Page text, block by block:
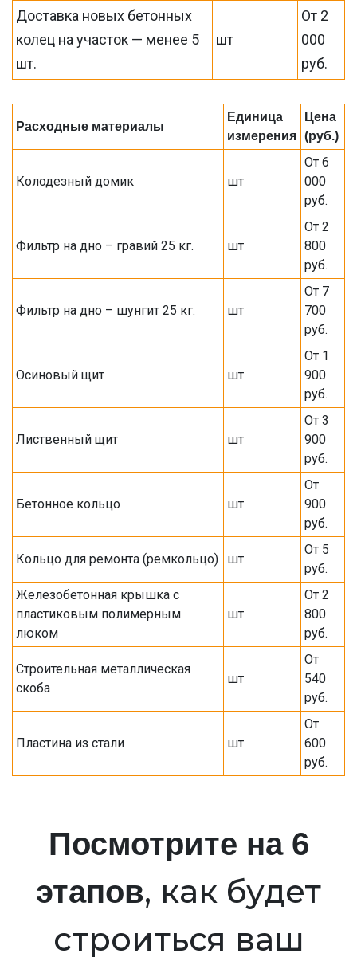
Доставка новых бетонных
колец на участок — менее 5
шт.
шт
От 2
000
руб.
Расходные материалы
Единица
измерения
Цена
(руб.)
Колодезный домик шт
От 6
000
руб.
Фильтр на дно – гравий 25 кг. шт
От 2
800
руб.
Фильтр на дно – шунгит 25 кг. шт
От 7
700
руб.
Осиновый щит шт
От 1
900
руб.
Лиственный щит шт
От 3
900
руб.
Бетонное кольцо шт
От
900
руб.
Кольцо для ремонта (ремкольцо) шт
От 5
руб.
Железобетонная крышка с
пластиковым полимерным
люком
шт
От 2
800
руб.
Строительная металлическая
скоба
шт
От
540
руб.
Пластина из стали шт
От
600
руб.
Посмотрите на 6
этапов, как будет
строиться ваш